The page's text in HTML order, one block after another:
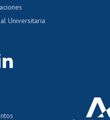
Universitaria